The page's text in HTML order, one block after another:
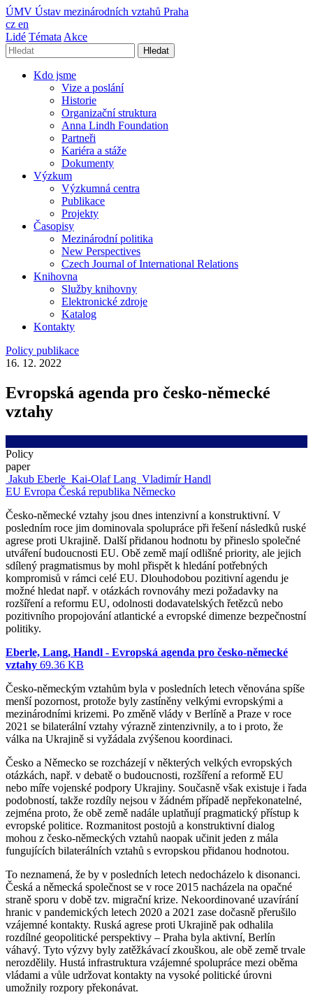
ÚMV Ústav mezinárodních vztahů Praha
cz en
Lidé Témata Akce
Hledat
Kdo jsme
Vize a poslání
Historie
Organizační struktura
Anna Lindh Foundation
Partneři
Kariéra a stáže
Dokumenty
Výzkum
Výzkumná centra
Publikace
Projekty
Časopisy
Mezinárodní politika
New Perspectives
Czech Journal of International Relations
Knihovna
Služby knihovny
Elektronické zdroje
Katalog
Kontakty
Policy publikace
16. 12. 2022
Evropská agenda pro česko-německé
vztahy
Policy
paper
Jakub Eberle Kai-Olaf Lang Vladimír Handl
EU Evropa Česká republika Německo
Česko-německé vztahy jsou dnes intenzivní a konstruktivní. V
posledním roce jim dominovala spolupráce při řešení následků ruské
agrese proti Ukrajině. Další přidanou hodnotu by přineslo společné
utváření budoucnosti EU. Obě země mají odlišné priority, ale jejich
sdílený pragmatismus by mohl přispět k hledání potřebných
kompromisů v rámci celé EU. Dlouhodobou pozitivní agendu je
možné hledat např. v otázkách rovnováhy mezi požadavky na
rozšíření a reformu EU, odolnosti dodavatelských řetězců nebo
pozitivního propojování atlantické a evropské dimenze bezpečnostní
politiky.
Eberle, Lang, Handl - Evropská agenda pro česko-německé
vztahy 69.36 KB
Česko-německým vztahům byla v posledních letech věnována spíše
menší pozornost, protože byly zastíněny velkými evropskými a
mezinárodními krizemi. Po změně vlády v Berlíně a Praze v roce
2021 se bilaterální vztahy výrazně zintenzivnily, a to i proto, že
válka na Ukrajině si vyžádala zvýšenou koordinaci.
Česko a Německo se rozcházejí v některých velkých evropských
otázkách, např. v debatě o budoucnosti, rozšíření a reformě EU
nebo míře vojenské podpory Ukrajiny. Současně však existuje i řada
podobností, takže rozdíly nejsou v žádném případě nepřekonatelné,
zejména proto, že obě země nadále uplatňují pragmatický přístup k
evropské politice. Rozmanitost postojů a konstruktivní dialog
mohou z česko-německých vztahů naopak učinit jeden z mála
fungujících bilaterálních vztahů s evropskou přidanou hodnotou.
To neznamená, že by v posledních letech nedocházelo k disonanci.
Česká a německá společnost se v roce 2015 nacházela na opačné
straně sporu v době tzv. migrační krize. Nekoordinované uzavírání
hranic v pandemických letech 2020 a 2021 zase dočasně přerušilo
vzájemné kontakty. Ruská agrese proti Ukrajině pak odhalila
rozdílné geopolitické perspektivy – Praha byla aktivní, Berlín
váhavý. Tyto výzvy byly zatěžkávací zkouškou, ale obě země trvale
nerozdělily. Hustá infrastruktura vzájemné spolupráce mezi oběma
vládami a vůle udržovat kontakty na vysoké politické úrovni
umožnily rozpory překonávat.